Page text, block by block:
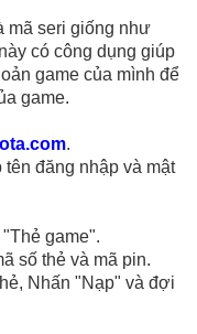
mã seri giống như
có công dụng giúp
game của mình để
game.
.
đăng nhập và mật
game".
số thẻ và mã pin.
Nhấn "Nạp" và đợi